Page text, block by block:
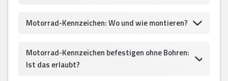
Motorrad-Kennzeichen: Wo und wie montieren?
Motorrad-Kennzeichen befestigen ohne Bohren:
Ist das erlaubt?